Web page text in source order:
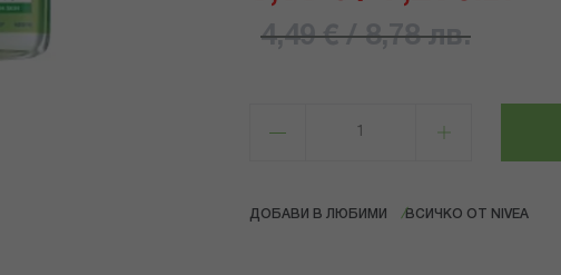
4,49 € / 8,78 лв.
ДОБАВИ В ЛЮБИМИ ВСИЧКО ОТ NIVEA